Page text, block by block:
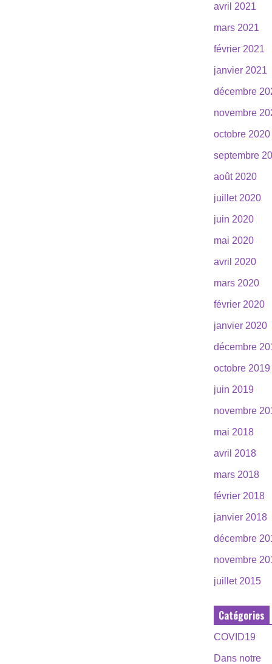
avril 2021
mars 2021
février 2021
janvier 2021
décembre
novembre
octobre 2020
septembre
août 2020
juillet 2020
juin 2020
mai 2020
avril 2020
mars 2020
février 2020
janvier 2020
décembre
octobre 2019
juin 2019
novembre
mai 2018
avril 2018
mars 2018
février 2018
janvier 2018
décembre
novembre
juillet 2015
Catégories
COVID19
Dans notre